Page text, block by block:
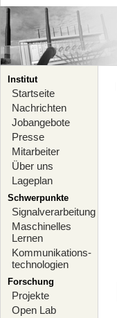
Institut
Startseite
Nachrichten
Jobangebote
Presse
Mitarbeiter
Über uns
Lageplan
Schwerpunkte
Signalverarbeitung
Maschinelles
Lernen
Kommunikations-
technologien
Forschung
Projekte
Open Lab